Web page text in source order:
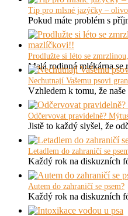
Tip pro mlsné jazýčky –
Pokud máte problém s
Prodlužte si léto se
Malá rodinná mlékárna se
Nechutnají Vašemu psovi
Vzhledem k tomu, že naše
Odčervovat pravidelně?
Jistě to každý slyšel, že
Letadlem do zahraničí se
Každý rok na diskuzních
Autem do zahraničí se psem?
Každý rok na diskuzních